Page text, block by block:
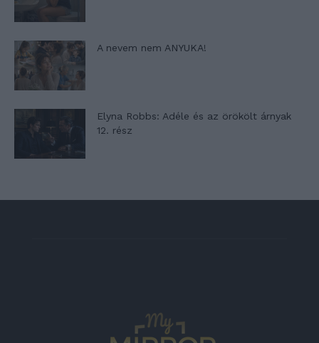
A nevem nem ANYUKA!
Elyna Robbs: Adéle és az örökölt árnyak
12. rész